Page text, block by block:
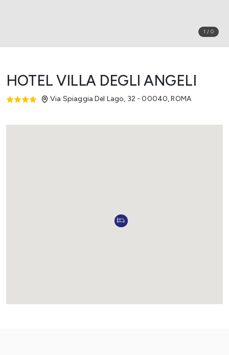
1 / 0
HOTEL VILLA DEGLI ANGELI
Via Spiaggia Del Lago, 32 - 00040,ROMA